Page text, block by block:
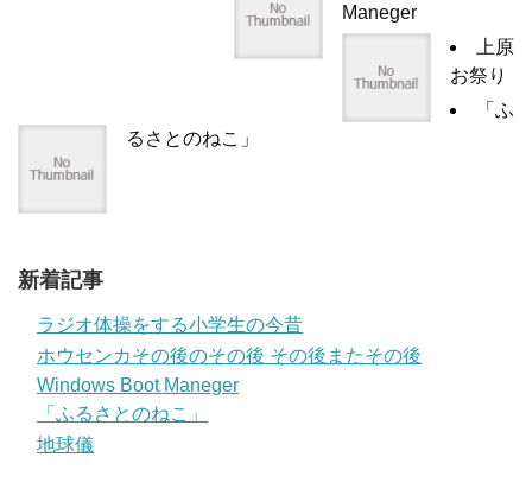
Maneger
上原
お祭り
「ふ
るさとのねこ」
新着記事
ラジオ体操をする小学生の今昔
ホウセンカその後のその後 その後またその後
Windows Boot Maneger
「ふるさとのねこ」
地球儀